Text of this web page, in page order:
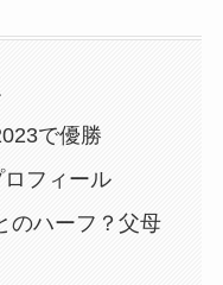
で優勝
フィール
のハーフ？父母